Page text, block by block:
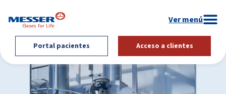
Portal pacientes Acceso a clientes